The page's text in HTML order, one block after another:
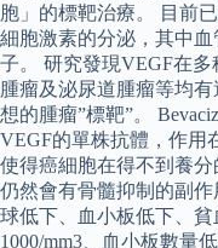
胞」的標靶治療。 目前
細胞激素的分泌，其中
子。 研究發現VEGF在
腫瘤及泌尿道腫瘤等均
想的腫瘤”標靶”。
VEGF的單株抗體，作用
使得癌細胞在得不到養
仍然會有骨髓抑制的副
球低下、血小板低下、
1000/mm3、血小板數量